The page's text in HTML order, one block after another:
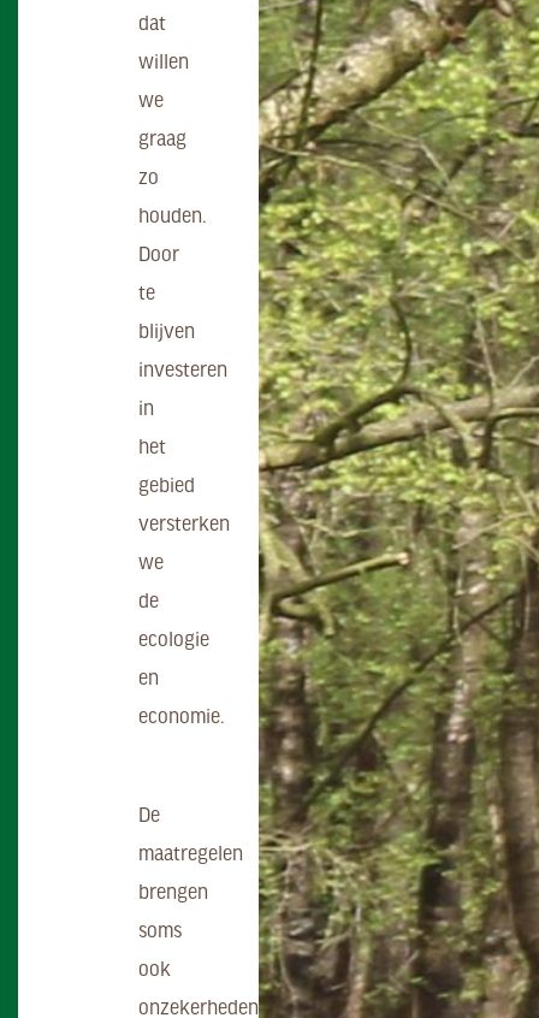
dat
willen
we
graag
zo
houden.
Door
te
blijven
investeren
in
het
gebied
versterken
we
de
ecologie
en
economie.
De
maatregelen
brengen
soms
ook
onzekerheden